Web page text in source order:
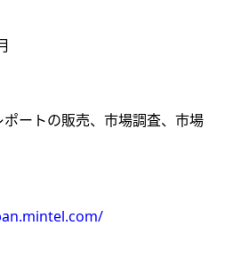
ートの販売、市場調査、市場